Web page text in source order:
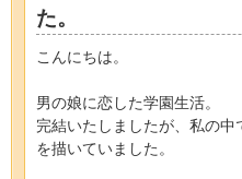
た。
こんにちは。
男の娘に恋した学園生活。
完結いたしましたが、私の中
を描いていました。